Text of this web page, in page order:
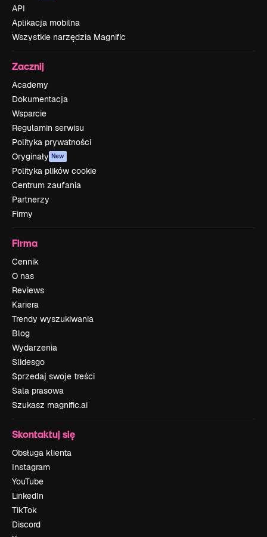
API
Aplikacja mobilna
Wszystkie narzędzia Magnific
Zacznij
Academy
Dokumentacja
Wsparcie
Regulamin serwisu
Polityka prywatności
Oryginały New
Polityka plików cookie
Centrum zaufania
Partnerzy
Firmy
Firma
Cennik
O nas
Reviews
Kariera
Trendy wyszukiwania
Blog
Wydarzenia
Slidesgo
Sprzedaj swoje treści
Sala prasowa
Szukasz magnific.ai
Skontaktuj się
Obsługa klienta
Instagram
YouTube
LinkedIn
TikTok
Discord